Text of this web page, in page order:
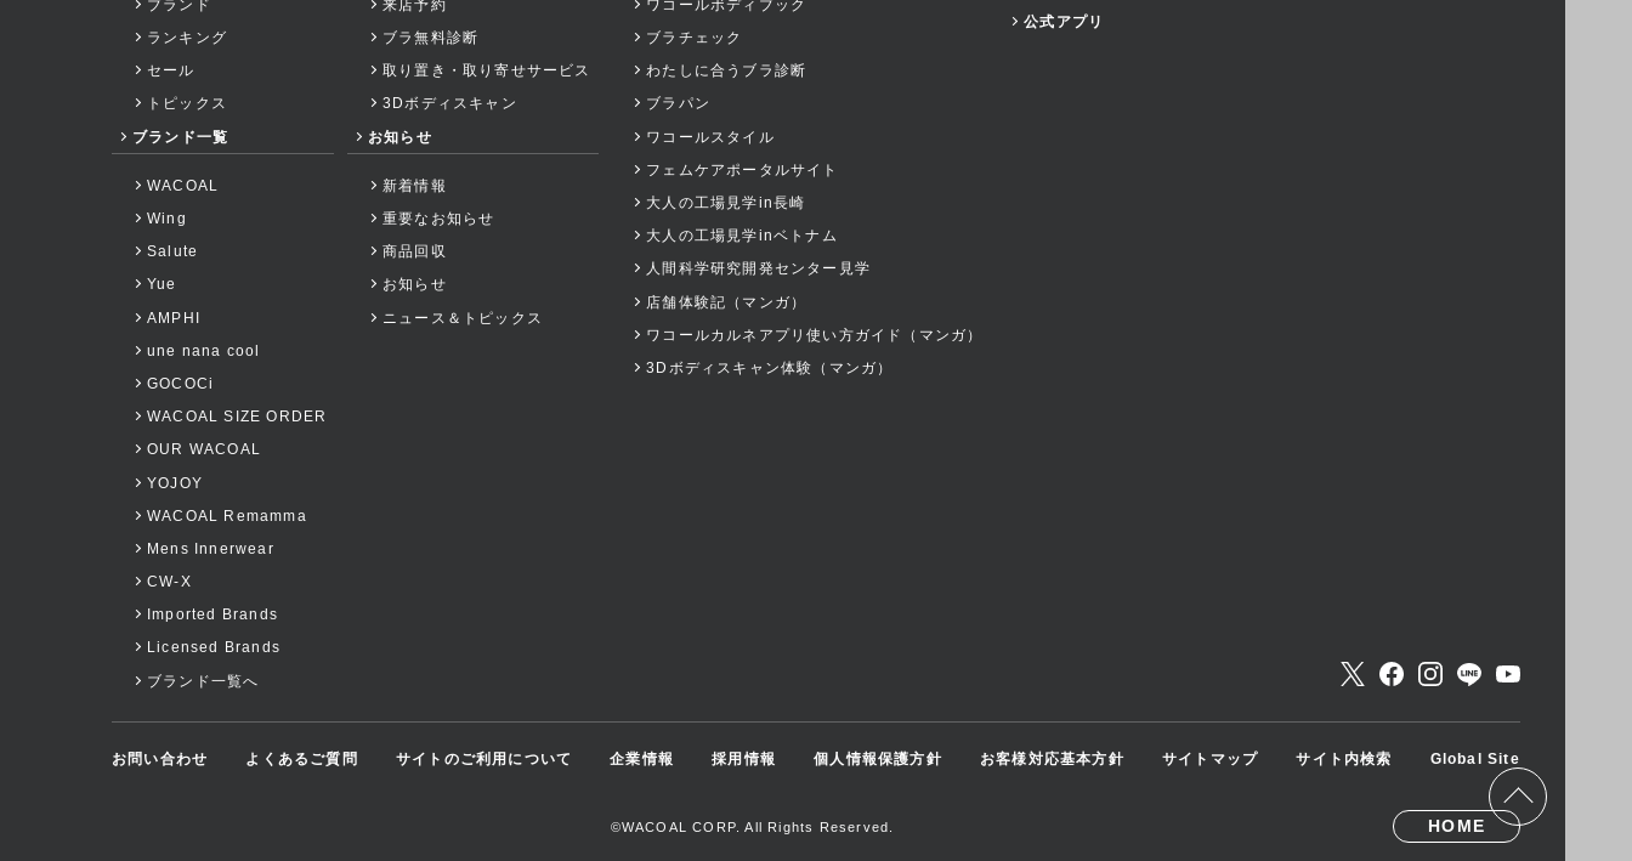
ブランド
ランキング
セール
トピックス
ブランド一覧
WACOAL
Wing
Salute
Yue
AMPHI
une nana cool
GOCOCi
WACOAL SIZE ORDER
OUR WACOAL
YOJOY
WACOAL Remamma
Mens Innerwear
CW-X
Imported Brands
Licensed Brands
ブランド一覧へ
来店予約
ブラ無料診断
取り置き・取り寄せサービス
3Dボディスキャン
お知らせ
新着情報
重要なお知らせ
商品回収
お知らせ
ニュース＆トピックス
ワコールボディブック
ブラチェック
わたしに合うブラ診断
ブラパン
ワコールスタイル
フェムケアポータルサイト
大人の工場見学in長崎
大人の工場見学inベトナム
人間科学研究開発センター見学
店舗体験記（マンガ）
ワコールカルネアプリ使い方ガイド（マンガ）
3Dボディスキャン体験（マンガ）
公式アプリ
お問い合わせ よくあるご質問 サイトのご利用について 企業情報 採用情報 個人情報保護方針 お客様対応基本方針 サイトマップ サイト内検索 Global Site
©WACOAL CORP. All Rights Reserved. HOME